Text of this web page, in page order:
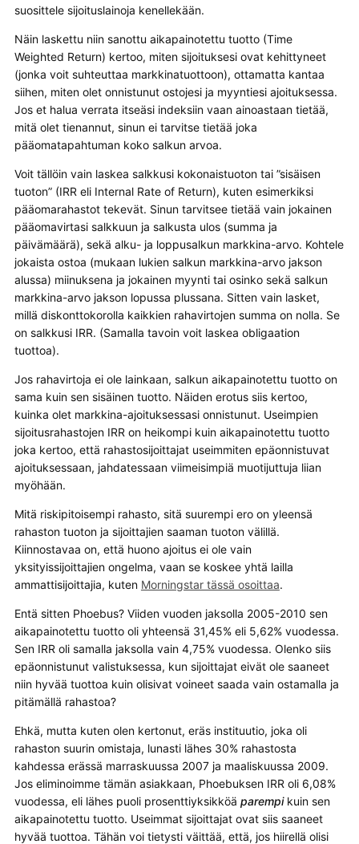
suosittele sijoituslainoja kenellekään.
Näin laskettu niin sanottu aikapainotettu tuotto (Time
Weighted Return) kertoo, miten sijoituksesi ovat kehittyneet
(jonka voit suhteuttaa markkinatuottoon), ottamatta kantaa
siihen, miten olet onnistunut ostojesi ja myyntiesi ajoituksessa.
Jos et halua verrata itseäsi indeksiin vaan ainoastaan tietää,
mitä olet tienannut, sinun ei tarvitse tietää joka
pääomatapahtuman koko salkun arvoa.
Voit tällöin vain laskea salkkusi kokonaistuoton tai ”sisäisen
tuoton” (IRR eli Internal Rate of Return), kuten esimerkiksi
pääomarahastot tekevät. Sinun tarvitsee tietää vain jokainen
pääomavirtasi salkkuun ja salkusta ulos (summa ja
päivämäärä), sekä alku- ja loppusalkun markkina-arvo. Kohtele
jokaista ostoa (mukaan lukien salkun markkina-arvo jakson
alussa) miinuksena ja jokainen myynti tai osinko sekä salkun
markkina-arvo jakson lopussa plussana. Sitten vain lasket,
millä diskonttokorolla kaikkien rahavirtojen summa on nolla. Se
on salkkusi IRR. (Samalla tavoin voit laskea obligaation
tuottoa).
Jos rahavirtoja ei ole lainkaan, salkun aikapainotettu tuotto on
sama kuin sen sisäinen tuotto. Näiden erotus siis kertoo,
kuinka olet markkina-ajoituksessasi onnistunut. Useimpien
sijoitusrahastojen IRR on heikompi kuin aikapainotettu tuotto
joka kertoo, että rahastosijoittajat useimmiten epäonnistuvat
ajoituksessaan, jahdatessaan viimeisimpiä muotijuttuja liian
myöhään.
Mitä riskipitoisempi rahasto, sitä suurempi ero on yleensä
rahaston tuoton ja sijoittajien saaman tuoton välillä.
Kiinnostavaa on, että huono ajoitus ei ole vain
yksityissijoittajien ongelma, vaan se koskee yhtä lailla
ammattisijoittajia, kuten Morningstar tässä osoittaa.
Entä sitten Phoebus? Viiden vuoden jaksolla 2005-2010 sen
aikapainotettu tuotto oli yhteensä 31,45% eli 5,62% vuodessa.
Sen IRR oli samalla jaksolla vain 4,75% vuodessa. Olenko siis
epäonnistunut valistuksessa, kun sijoittajat eivät ole saaneet
niin hyvää tuottoa kuin olisivat voineet saada vain ostamalla ja
pitämällä rahastoa?
Ehkä, mutta kuten olen kertonut, eräs instituutio, joka oli
rahaston suurin omistaja, lunasti lähes 30% rahastosta
kahdessa erässä marraskuussa 2007 ja maaliskuussa 2009.
Jos eliminoimme tämän asiakkaan, Phoebuksen IRR oli 6,08%
vuodessa, eli lähes puoli prosenttiyksikköä parempikuin sen
aikapainotettu tuotto. Useimmat sijoittajat ovat siis saaneet
hyvää tuottoa. Tähän voi tietysti väittää, että, jos hiirellä olisi